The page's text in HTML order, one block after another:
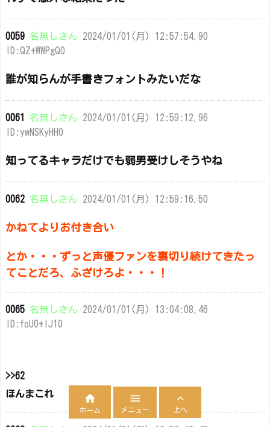
0059 名無しさん 2024/01/01(月) 12:57:54.90
ID:QZ+WWPgQ0
誰が知らんが手書きフォントみたいだな
0061 名無しさん 2024/01/01(月) 12:59:12.96
ID:ywNSKyHH0
知ってるキャラだけでも弱男受けしそうやね
0062 名無しさん 2024/01/01(月) 12:59:16.50
かねてよりお付き合い
とか・・・ずっと声優ファンを裏切り続けてきたっ
てことだろ、ふざけろよ・・・！
0065 名無しさん 2024/01/01(月) 13:04:08.46
ID:foU0+lJ10
>>62
ほんまこれ

ホーム

メニュー

上へ